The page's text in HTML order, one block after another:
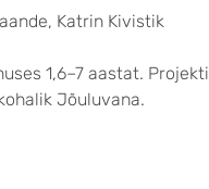
Katrin Kivistik
1,6–7 aastat.
Jõuluvana.